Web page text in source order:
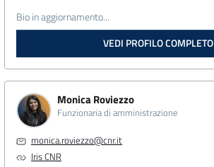
Bio in aggiornamento...
VEDI PROFILO COMPLETO
Monica Roviezzo
Funzionaria di amministrazione
monica.roviezzo@cnr.it
Iris CNR